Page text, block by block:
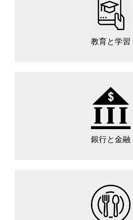
教育と学習
銀行と金融